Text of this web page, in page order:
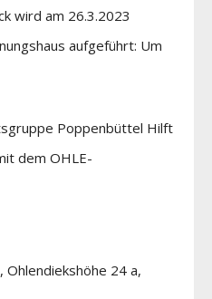
wird am 26.3.2023
aufgeführt: Um
Poppenbüttel Hilft
dem OHLE-
Ohlendiekshöhe 24 a,